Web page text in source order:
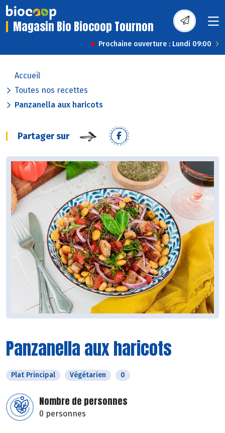
Magasin Bio Biocoop Tournon
Prochaine ouverture : Lundi 09:00
Accueil
Toutes nos recettes
Panzanella aux haricots
Partager sur
Panzanella aux haricots
Plat Principal Végétarien 0
Nombre de personnes
0 personnes